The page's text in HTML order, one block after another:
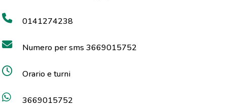
0141274238
Numero per sms 3669015752
Orario e turni
3669015752